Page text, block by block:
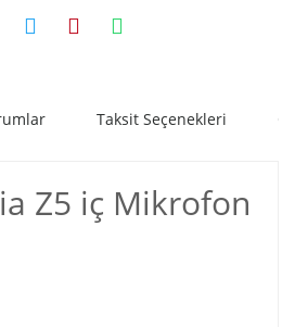
Taksit Seçenekleri
Z5 iç Mikrofon